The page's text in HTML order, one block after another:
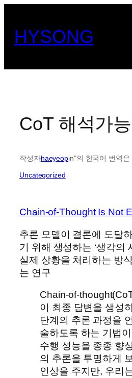
HYSONG
CoT 해석가
작성자haeyeopin"의 한국어 번역은
Uncategorized
Chain-of-Thought Is Not
추론 모델이 결론에 도달
기 위해 생성하는 ‘생각의
실제 상황을 처리하는 방
는 연구
Chain-of-
이 최종 답변을 생성
단계의 추론 과정을
술하도록 하는 기법
수행 성능을 종종 향
의 추론을 투명하게
인상을 주지만, 우리